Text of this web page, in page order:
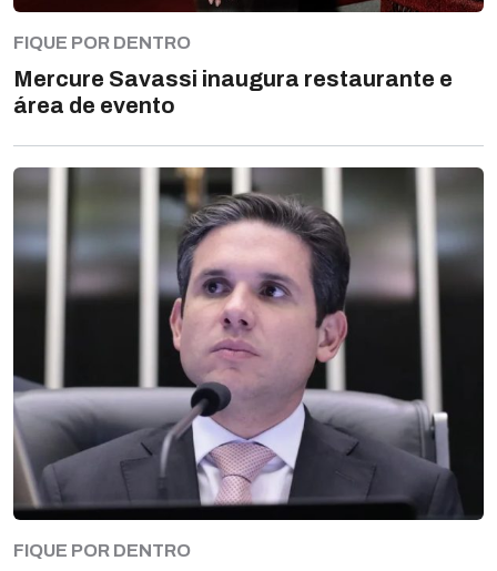
FIQUE POR DENTRO
Mercure Savassi inaugura restaurante e
área de evento
FIQUE POR DENTRO